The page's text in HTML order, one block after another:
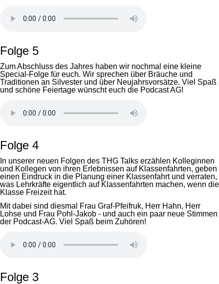
Folge 5
Zum Abschluss des Jahres haben wir nochmal eine kleine
Special-Folge für euch. Wir sprechen über Bräuche und
Traditionen an Silvester und über Neujahrsvorsätze. Viel Spaß
und schöne Feiertage wünscht euch die Podcast AG!
Folge 4
In unserer neuen Folgen des THG Talks erzählen Kolleginnen
und Kollegen von ihren Erlebnissen auf Klassenfahrten, geben
einen Eindruck in die Planung einer Klassenfahrt und verraten,
was Lehrkräfte eigentlich auf Klassenfahrten machen, wenn die
Klasse Freizeit hat.
Mit dabei sind diesmal Frau Graf-Pfeifruk, Herr Hahn, Herr
Lohse und Frau Pohl-Jakob - und auch ein paar neue Stimmen
der Podcast-AG. Viel Spaß beim Zuhören!
Folge 3